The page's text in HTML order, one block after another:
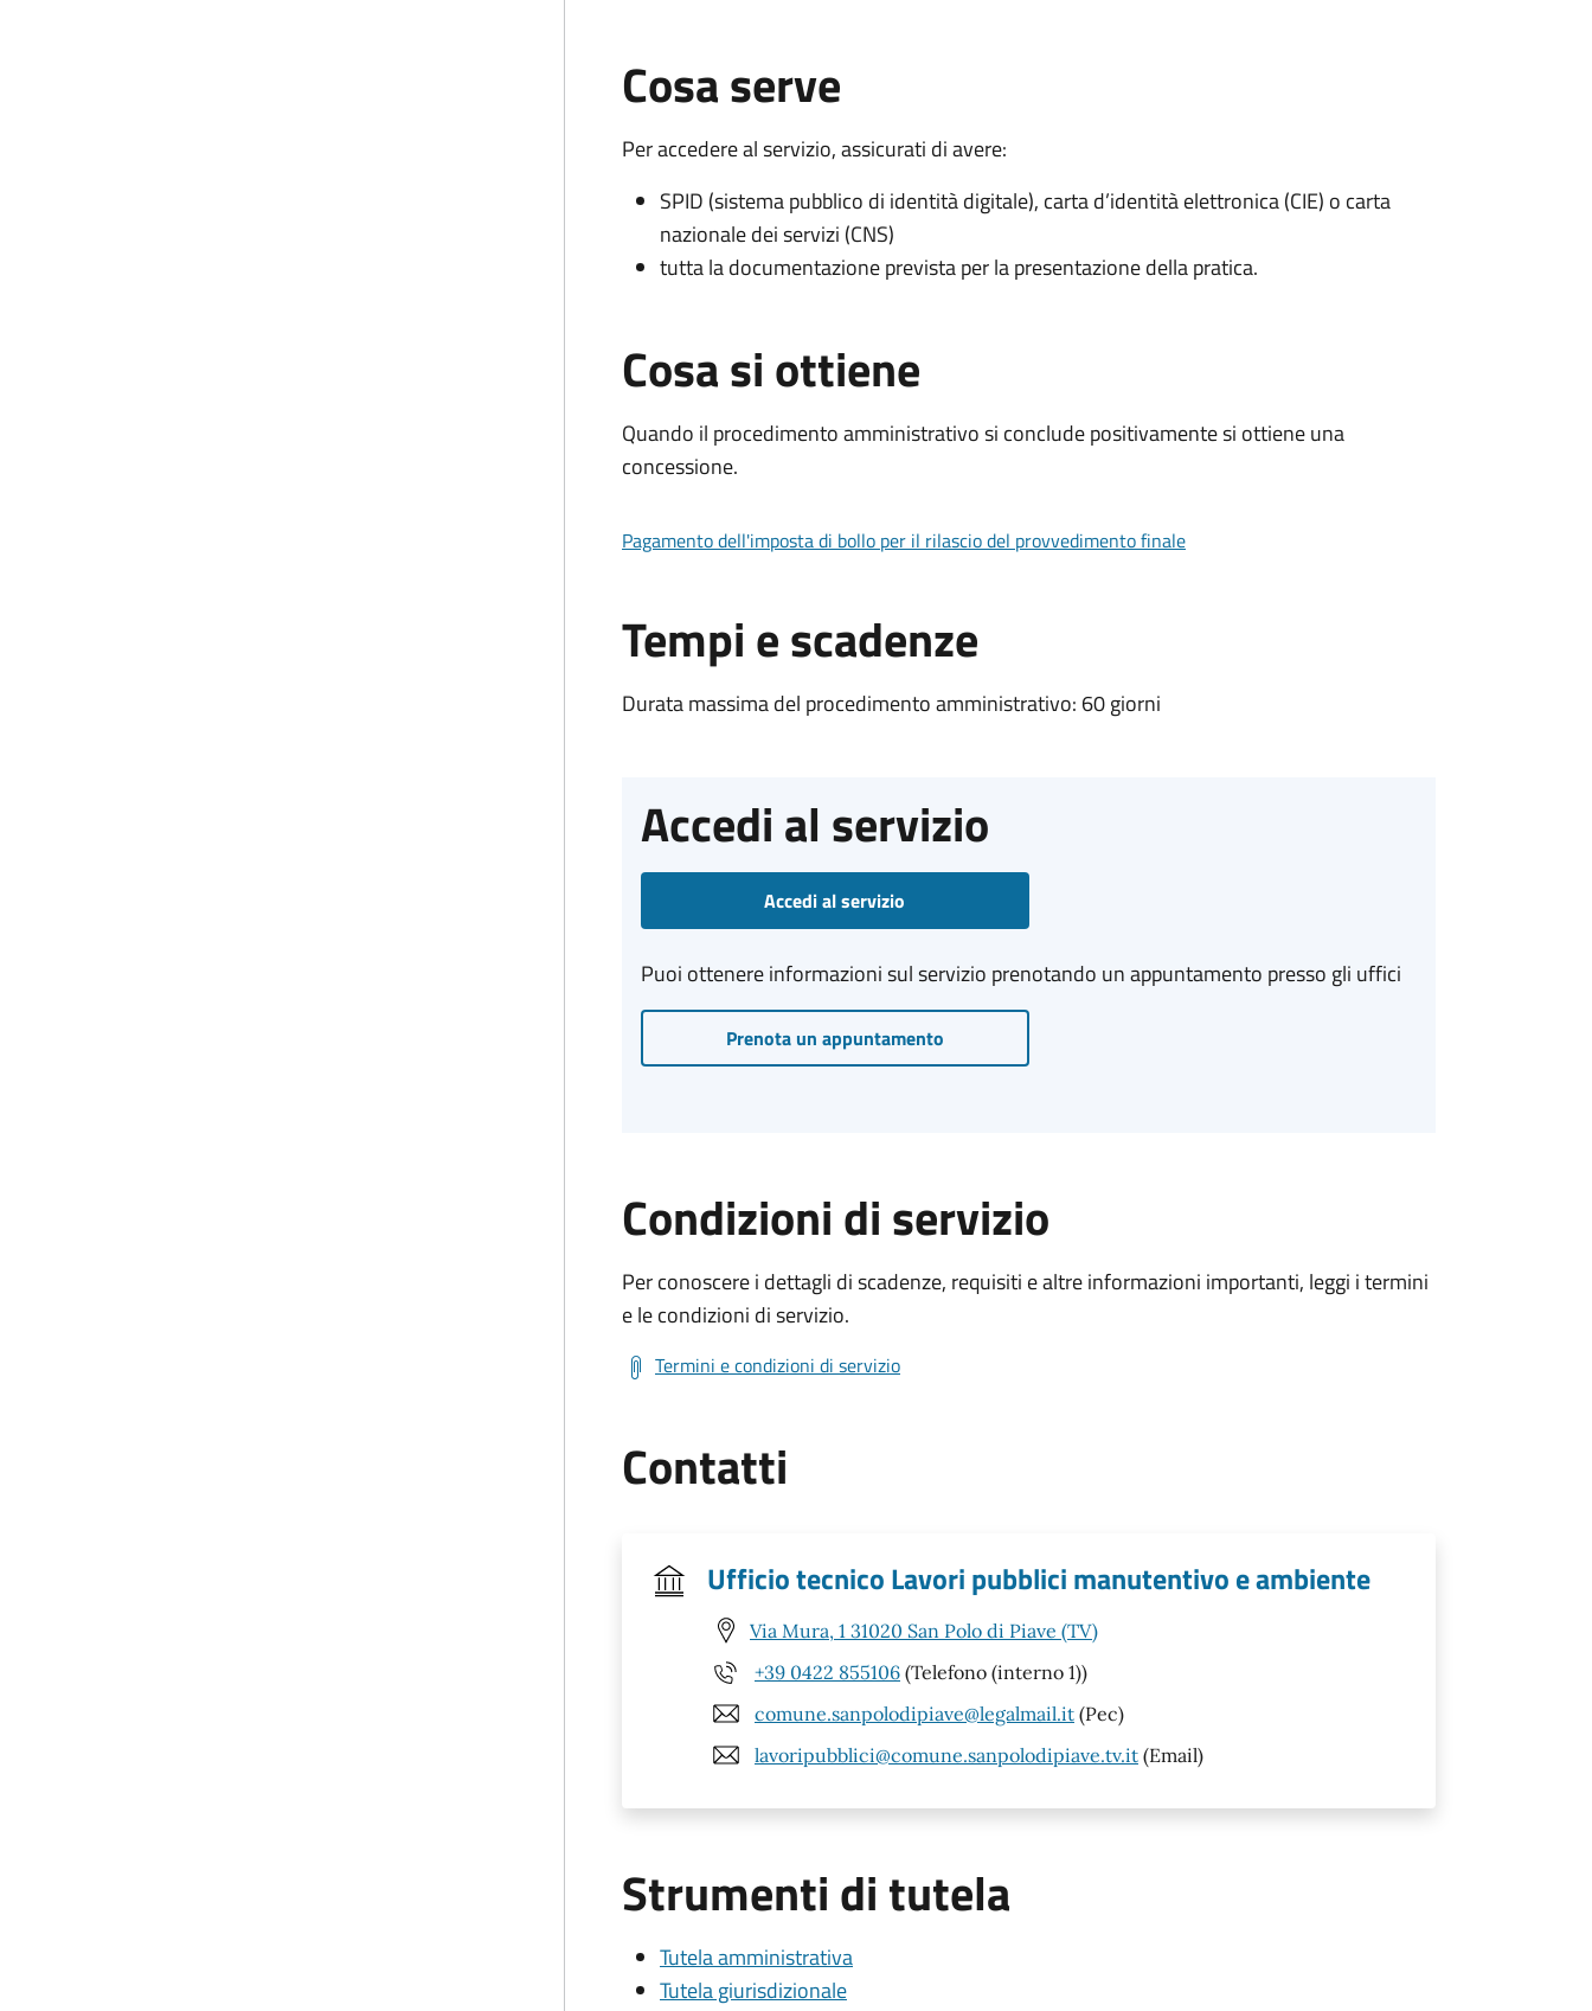
Cosa serve
Per accedere al servizio, assicurati di avere:
SPID (sistema pubblico di identità digitale), carta d’identità elettronica (CIE) o carta
nazionale dei servizi (CNS)
tutta la documentazione prevista per la presentazione della pratica.
Cosa si ottiene
Quando il procedimento amministrativo si conclude positivamente si ottiene una
concessione.
Pagamento dell'imposta di bollo per il rilascio del provvedimento finale
Tempi e scadenze
Durata massima del procedimento amministrativo: 60 giorni
Accedi al servizio
Accedi al servizio
Puoi ottenere informazioni sul servizio prenotando un appuntamento presso gli uffici
Prenota un appuntamento
Condizioni di servizio
Per conoscere i dettagli di scadenze, requisiti e altre informazioni importanti, leggi i termini
e le condizioni di servizio.
Termini e condizioni di servizio
Contatti
Ufficio tecnico Lavori pubblici manutentivo e ambiente
Via Mura, 1 31020 San Polo di Piave (TV)
+39 0422 855106 (Telefono (interno 1))
comune.sanpolodipiave@legalmail.it (Pec)
lavoripubblici@comune.sanpolodipiave.tv.it (Email)
Strumenti di tutela
Tutela amministrativa
Tutela giurisdizionale